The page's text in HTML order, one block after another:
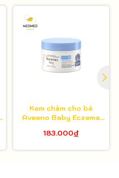
Kem chàm cho bé
Aveeno Baby Eczema
183.000₫